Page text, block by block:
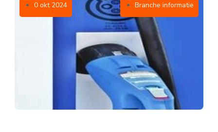
0 okt 2024 Branche informatie